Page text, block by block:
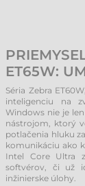
ET65W:
Séria Zebra
inteligenciu na
Windows nie je
nástrojom, ktorý
potlačenia hluku
komunikáciu ako
Intel Core Ultra
softvérov, či už
inžinierske úlohy.